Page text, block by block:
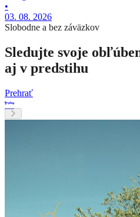
•
03. 08. 2026
Slobodne a bez záväzkov
Sledujte svoje
aj v predstihu
Prehrať